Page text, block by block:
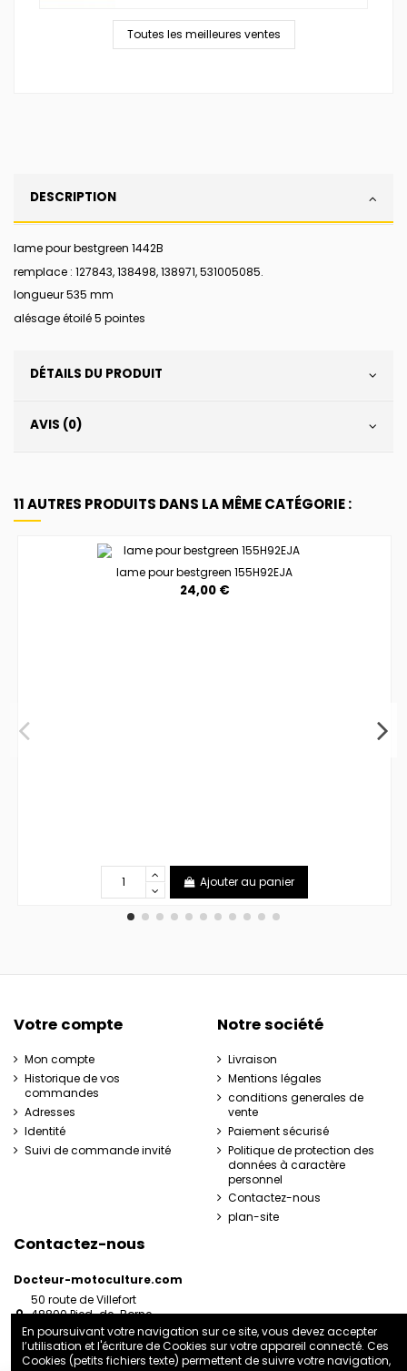
Toutes les meilleures ventes
DESCRIPTION
lame pour bestgreen 1442B
remplace : 127843, 138498, 138971, 531005085.
longueur 535 mm
alésage étoilé 5 pointes
DÉTAILS DU PRODUIT
AVIS (0)
11 AUTRES PRODUITS DANS LA MÊME CATÉGORIE :
lame pour bestgreen 155H92EJA
24,00 €
Ajouter au panier
Votre compte
Mon compte
Historique de vos
commandes
Adresses
Identité
Suivi de commande invité
Notre société
Livraison
Mentions légales
conditions generales de
vente
Paiement sécurisé
Politique de protection des
données à caractère
personnel
Contactez-nous
plan-site
Contactez-nous
Docteur-motoculture.com
50 route de Villefort
48800 Pied-de-Borne
France
06 35 41 62 07
En poursuivant votre navigation sur ce site, vous devez accepter
l’utilisation et l'écriture de Cookies sur votre appareil connecté. Ces
Cookies (petits fichiers texte) permettent de suivre votre navigation,